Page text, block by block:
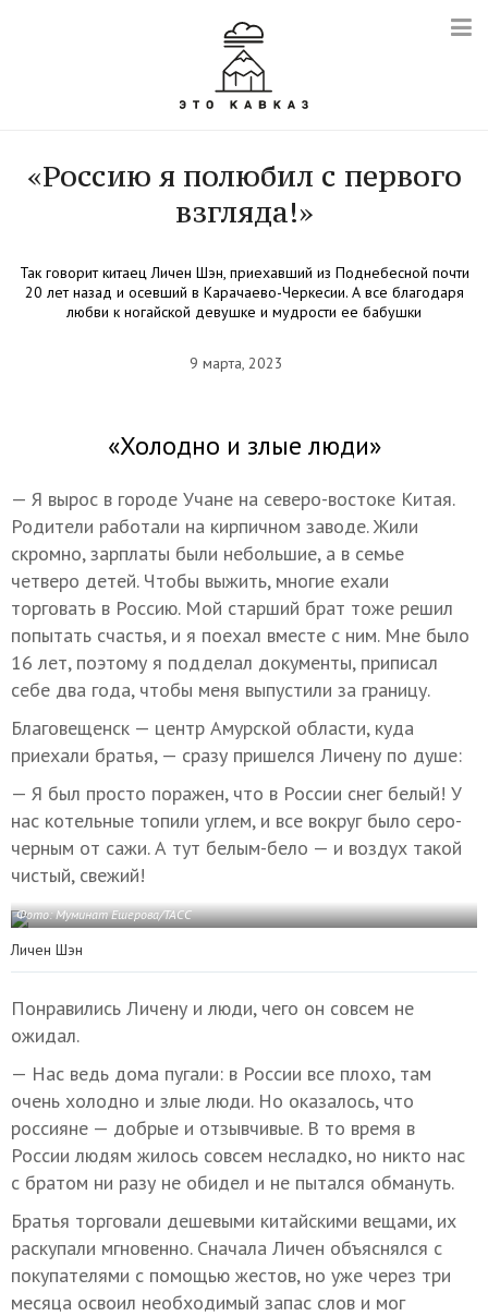
«Россию я полюбил с первого
взгляда!»
Так говорит китаец Личен Шэн, приехавший из Поднебесной почти
20 лет назад и осевший в Карачаево-Черкесии. А все благодаря
любви к ногайской девушке и мудрости ее бабушки
9 марта, 2023
«Холодно и злые люди»
— Я вырос в городе Учане на северо-востоке Китая.
Родители работали на кирпичном заводе. Жили
скромно, зарплаты были небольшие, а в семье
четверо детей. Чтобы выжить, многие ехали
торговать в Россию. Мой старший брат тоже решил
попытать счастья, и я поехал вместе с ним. Мне было
16 лет, поэтому я подделал документы, приписал
себе два года, чтобы меня выпустили за границу.
Благовещенск — центр Амурской области, куда
приехали братья, — сразу пришелся Личену по душе:
— Я был просто поражен, что в России снег белый! У
нас котельные топили углем, и все вокруг было серо-
черным от сажи. А тут белым-бело — и воздух такой
чистый, свежий!
Фото: Муминат Ешерова/ТАСС
Личен Шэн
Понравились Личену и люди, чего он совсем не
ожидал.
— Нас ведь дома пугали: в России все плохо, там
очень холодно и злые люди. Но оказалось, что
россияне — добрые и отзывчивые. В то время в
России людям жилось совсем несладко, но никто нас
с братом ни разу не обидел и не пытался обмануть.
Братья торговали дешевыми китайскими вещами, их
раскупали мгновенно. Сначала Личен объяснялся с
покупателями с помощью жестов, но уже через три
месяца освоил необходимый запас слов и мог